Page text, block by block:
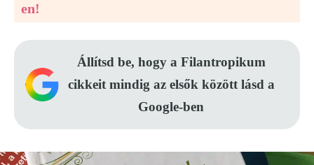
en!
Állítsd be, hogy a Filantropikum
cikkeit mindig az elsők között lásd a
Google-ben